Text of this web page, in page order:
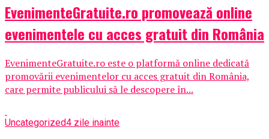
EvenimenteGratuite.ro promovează online
evenimentele cu acces gratuit din România
EvenimenteGratuite.ro este o platformă online dedicată
promovării evenimentelor cu acces gratuit din România,
care permite publicului să le descopere în...
Uncategorized4 zile inainte